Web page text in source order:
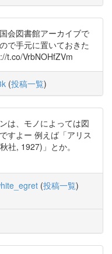
会図書館アーカイブで
で手元に置いておきた
t.co/VrbNOHfZVm
(投稿一覧)
は、モノによっては図
すよー 例えば「アリス
社, 1927)」とか。
(投稿一覧)